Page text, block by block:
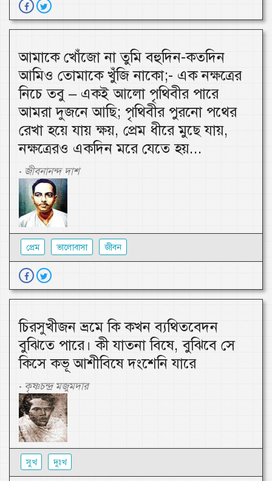
আমাকে খোঁজো না তুমি বহুদিন-কতদিন
আমিও তোমাকে খুঁজি নাকো;- এক নক্ষত্রের
নিচে তবু – একই আলো পৃথিবীর পারে
আমরা দুজনে আছি; পৃথিবীর পুরনো পথের
রেখা হয়ে যায় ক্ষয়, প্রেম ধীরে মুছে যায়,
নক্ষত্রেরও একদিন মরে যেতে হয়...
- জীবনানন্দ দাশ
প্রেম ভালোবাসা জীবন
চিরসুখীজন ভ্রমে কি কখন ব্যথিতবেদন
বুঝিতে পারে। কী যাতনা বিষে, বুঝিবে সে
কিসে কভূ আশীবিষে দংশেনি যারে
- কৃষ্ণচন্দ্র মজুমদার
সুখ দুঃখ